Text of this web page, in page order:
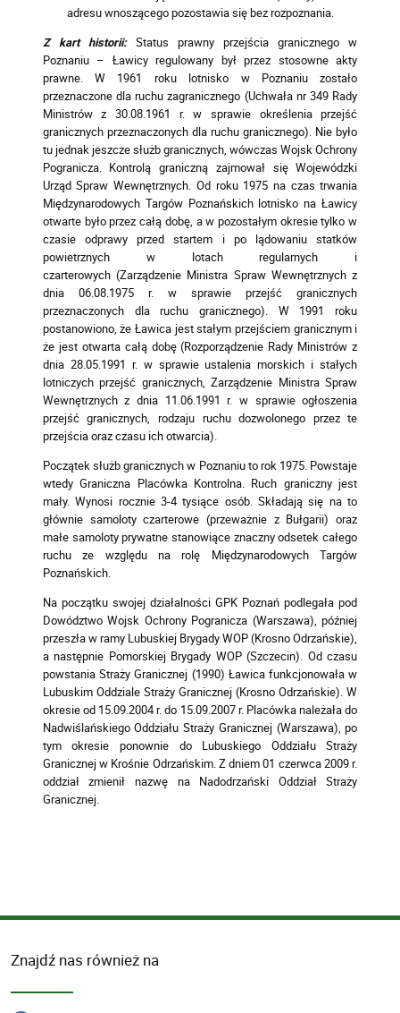
adresu wnoszącego pozostawia się bez rozpoznania.
Z kart historii: Status prawny przejścia granicznego w
Poznaniu – Ławicy regulowany był przez stosowne akty
prawne. W 1961 roku lotnisko w Poznaniu zostało
przeznaczone dla ruchu zagranicznego (Uchwała nr 349 Rady
Ministrów z 30.08.1961 r. w sprawie określenia przejść
granicznych przeznaczonych dla ruchu granicznego). Nie było
tu jednak jeszcze służb granicznych, wówczas Wojsk Ochrony
Pogranicza. Kontrolą graniczną zajmował się Wojewódzki
Urząd Spraw Wewnętrznych. Od roku 1975 na czas trwania
Międzynarodowych Targów Poznańskich lotnisko na Ławicy
otwarte było przez całą dobę, a w pozostałym okresie tylko w
czasie odprawy przed startem i po lądowaniu statków
powietrznych w lotach regularnych i
czarterowych (Zarządzenie Ministra Spraw Wewnętrznych z
dnia 06.08.1975 r. w sprawie przejść granicznych
przeznaczonych dla ruchu granicznego). W 1991 roku
postanowiono, że Ławica jest stałym przejściem granicznym i
że jest otwarta całą dobę (Rozporządzenie Rady Ministrów z
dnia 28.05.1991 r. w sprawie ustalenia morskich i stałych
lotniczych przejść granicznych, Zarządzenie Ministra Spraw
Wewnętrznych z dnia 11.06.1991 r. w sprawie ogłoszenia
przejść granicznych, rodzaju ruchu dozwolonego przez te
przejścia oraz czasu ich otwarcia).
Początek służb granicznych w Poznaniu to rok 1975. Powstaje
wtedy Graniczna Placówka Kontrolna. Ruch graniczny jest
mały. Wynosi rocznie 3-4 tysiące osób. Składają się na to
głównie samoloty czarterowe (przeważnie z Bułgarii) oraz
małe samoloty prywatne stanowiące znaczny odsetek całego
ruchu ze względu na rolę Międzynarodowych Targów
Poznańskich.
Na początku swojej działalności GPK Poznań podlegała pod
Dowództwo Wojsk Ochrony Pogranicza (Warszawa), później
przeszła w ramy Lubuskiej Brygady WOP (Krosno Odrzańskie),
a następnie Pomorskiej Brygady WOP (Szczecin). Od czasu
powstania Straży Granicznej (1990) Ławica funkcjonowała w
Lubuskim Oddziale Straży Granicznej (Krosno Odrzańskie). W
okresie od 15.09.2004 r. do 15.09.2007 r. Placówka należała do
Nadwiślańskiego Oddziału Straży Granicznej (Warszawa), po
tym okresie ponownie do Lubuskiego Oddziału Straży
Granicznej w Krośnie Odrzańskim. Z dniem 01 czerwca 2009 r.
oddział zmienił nazwę na Nadodrzański Oddział Straży
Granicznej.
Znajdź nas również na